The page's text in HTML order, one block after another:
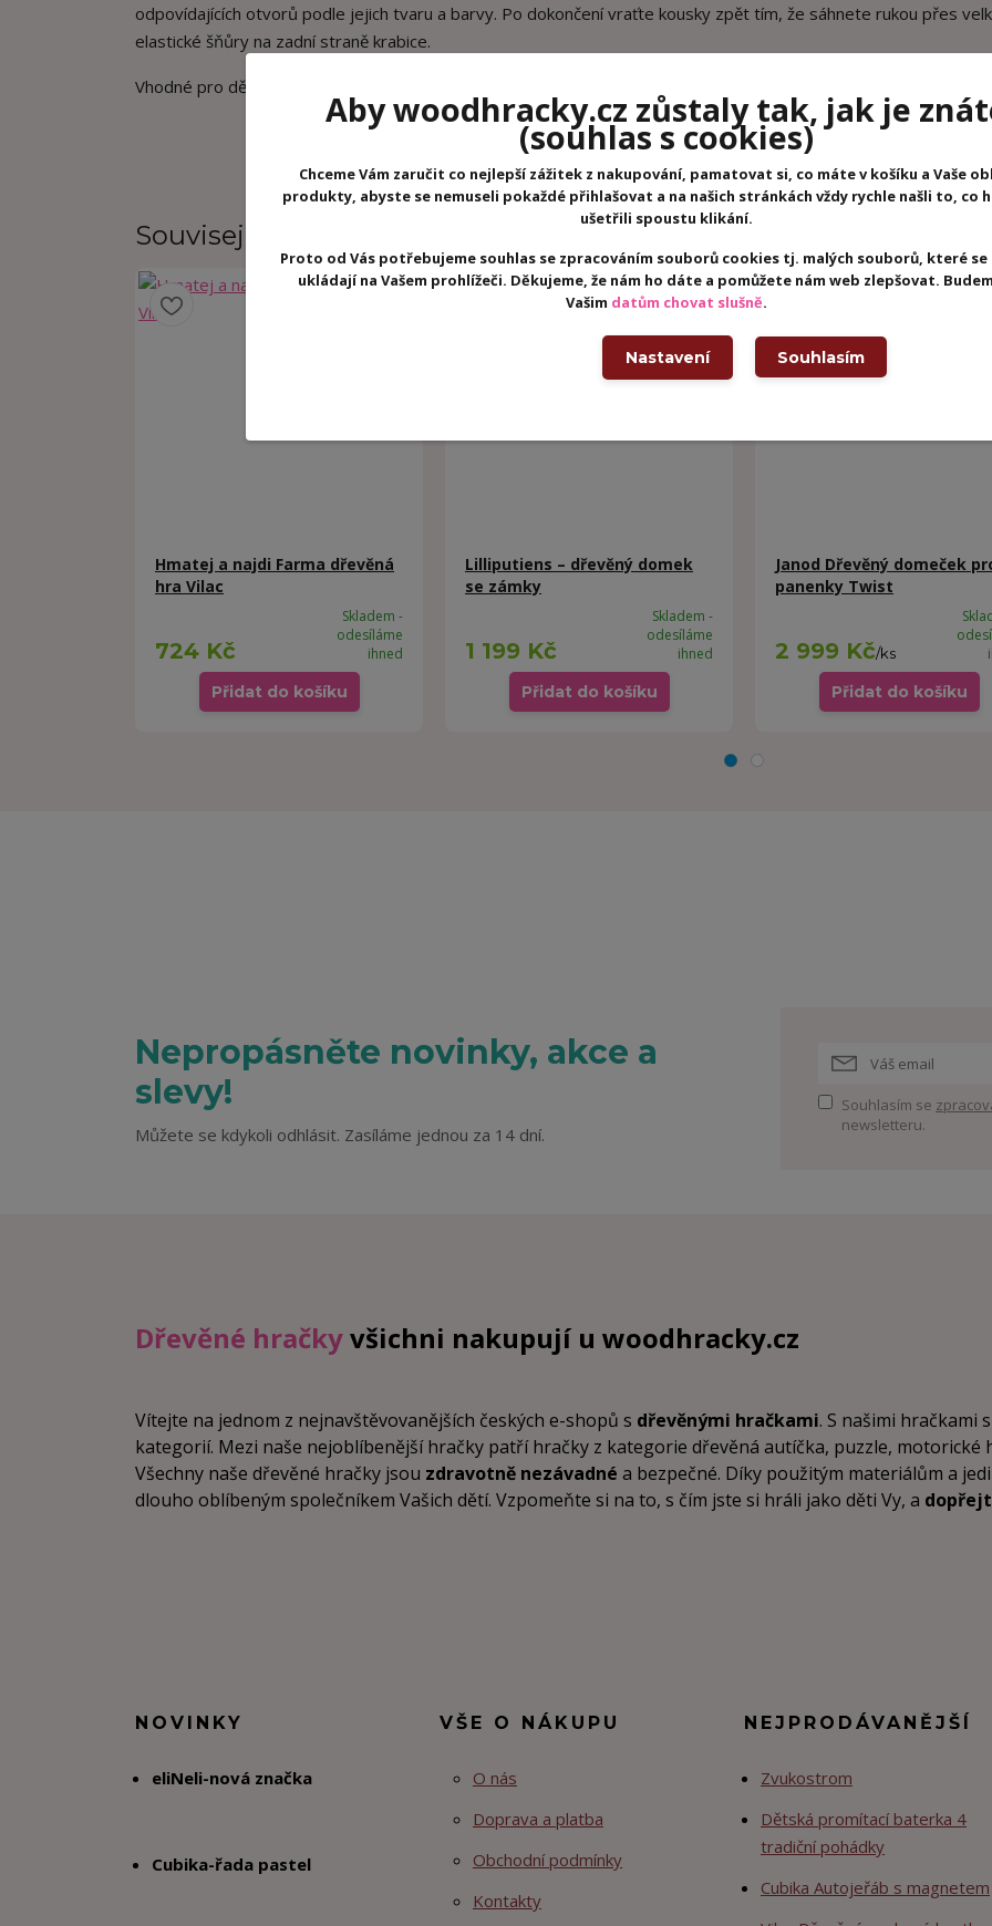
odpovídajících otvorů podle jejich tvaru a barvy. Po dokončení vraťte kousky zpět tím, že sáhnete rukou přes
elastické šňůry na zadní straně krabice.
Vhodné pro děti od 18 m.
Související zboží
Hmatej a najdi Farma dřevěná
hra Vilac
724 Kč
Skladem -
odesíláme
ihned
Přidat do košíku
Lilliputiens – dřevěný domek
se zámky
1 199 Kč
Skladem -
odesíláme
ihned
Přidat do košíku
Janod Dřevěný domeček
panenky Twist
2 999 Kč/ks
Přidat do košíku
Nepropásněte novinky, akce a
slevy!
Můžete se kdykoli odhlásit. Zasíláme jednou za 14 dní.
Souhlasím se
newsletteru.
Dřevěné hračkyvšichni nakupují u woodhracky.cz
Vítejte na jednom z nejnavštěvovanějších českých e-shopů s dřevěnými hračkami. S našimi hračkami
kategorií. Mezi naše nejoblíbenější hračky patří hračky z kategorie dřevěná autíčka, puzzle, motorické
Všechny naše dřevěné hračky jsou zdravotně nezávadné a bezpečné. Díky použitým materiálům a
dlouho oblíbeným společníkem Vašich dětí. Vzpomeňte si na to, s čím jste si hráli jako děti Vy, a
NOVINKY
eliNeli-nová značka
Cubika-řada pastel
VŠE O NÁKUPU
O nás
Doprava a platba
Obchodní podmínky
Kontakty
NEJPRODÁVANĚJŠÍ
Zvukostrom
Dětská promítací baterka 4
tradiční pohádky
Cubika Autojeřáb s magnetem
Aby woodhracky.cz zůstaly tak, jak je
(souhlas s cookies)
Chceme Vám zaručit co nejlepší zážitek z nakupování, pamatovat si, co máte v košíku a Vaše
produkty, abyste se nemuseli pokaždé přihlašovat a na našich stránkách vždy rychle našli to, co
ušetřili spoustu klikání.
Proto od Vás potřebujeme souhlas se zpracováním souborů cookies tj. malých souborů, které se
ukládají na Vašem prohlížeči. Děkujeme, že nám ho dáte a pomůžete nám web zlepšovat.
Vašim datům chovat slušně.
Nastavení Souhlasím